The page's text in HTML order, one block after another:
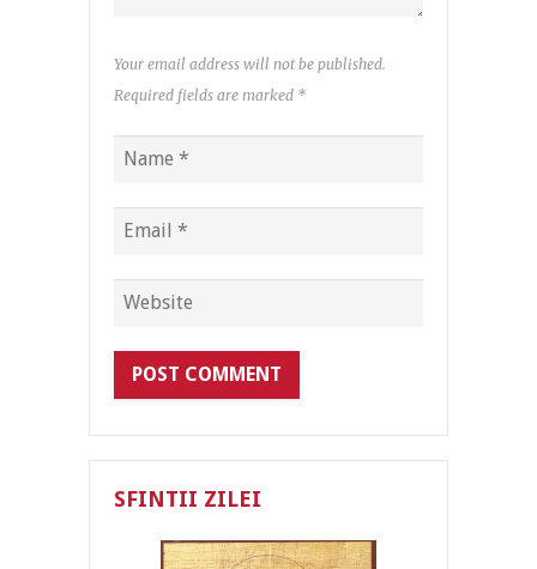
Your email address will not be published.
Required fields are marked *
SFINTII ZILEI